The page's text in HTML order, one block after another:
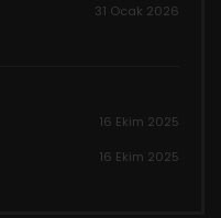
31 Ocak 2026
16 Ekim 2025
16 Ekim 2025